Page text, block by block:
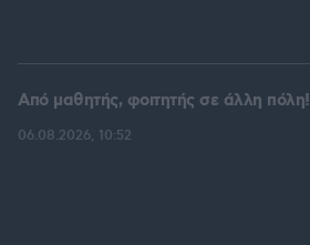
Από μαθητής, φοιτητής σε άλλη πόλη!
06.08.2026, 10:52